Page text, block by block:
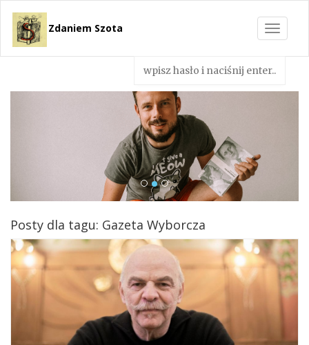
Toggle
Zdaniem Szota
Posty dla tagu: Gazeta Wyborcza